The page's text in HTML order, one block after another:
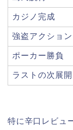
カジノ完成
強盗アクション
ポーカー勝負
ラストの次展開
特に辛口レビュ